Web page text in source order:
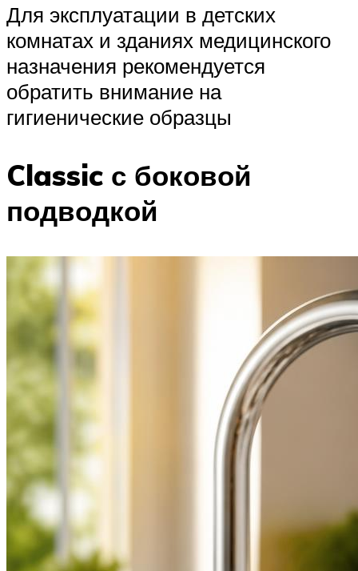
Для эксплуатации в детских
комнатах и зданиях медицинского
назначения рекомендуется
обратить внимание на
гигиенические образцы
Classic с боковой
подводкой